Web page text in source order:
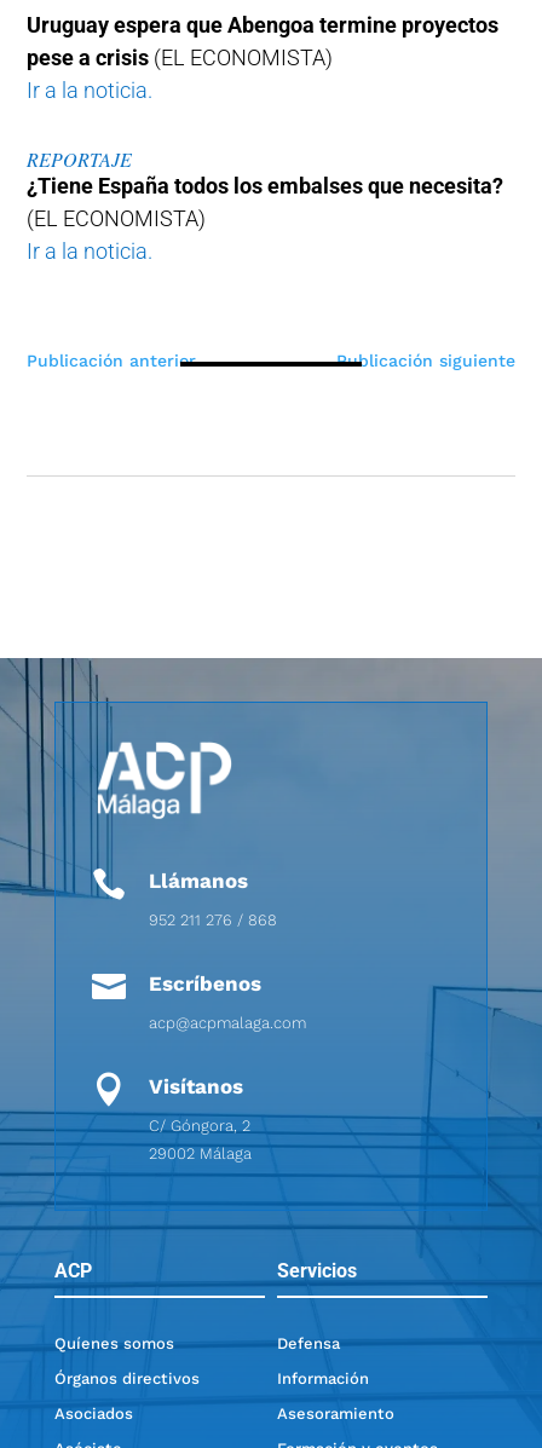
Uruguay espera que Abengoa termine proyectos
pese a crisis (EL ECONOMISTA)
Ir a la noticia.
REPORTAJE
¿Tiene España todos los embalses que necesita?
(EL ECONOMISTA)
Ir a la noticia.
Navegación
Publicación anterior Publicación siguiente
 Llámanos
952 211 276 / 868
 Escríbenos
acp@acpmalaga.com
 Visítanos
C/ Góngora, 2
29002 Málaga
ACP Servicios
Quíenes somos
Órganos directivos
Asociados
Defensa
Información
Asesoramiento